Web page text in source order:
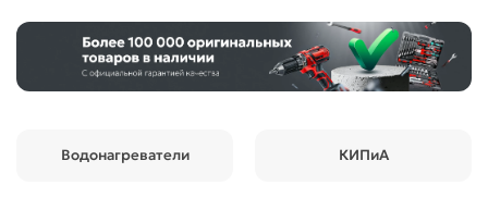
Водонагреватели КИПиА